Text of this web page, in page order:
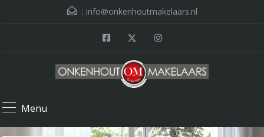
: info@onkenhoutmakelaars.nl
Menu